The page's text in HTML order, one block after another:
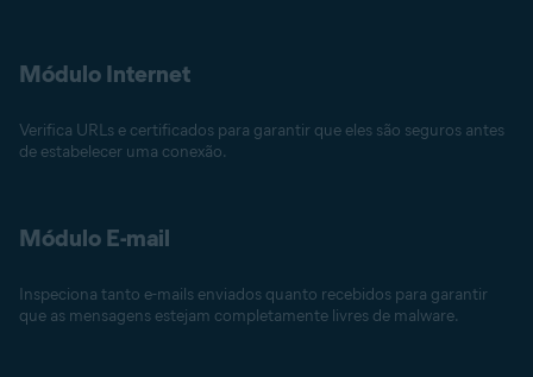
Módulo Internet
Verifica URLs e certificados para garantir que eles são seguros antes
de estabelecer uma conexão.
Módulo E-mail
Inspeciona tanto e-mails enviados quanto recebidos para garantir
que as mensagens estejam completamente livres de malware.